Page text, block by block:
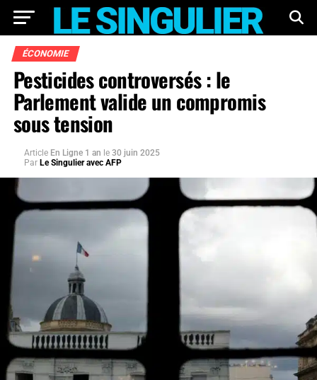
ÉCONOMIE
Pesticides controversés : le
Parlement valide un compromis
sous tension
Article En Ligne 1 an le 30 juin 2025
Par Le Singulier avec AFP